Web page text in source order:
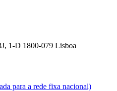
1-D 1800-079 Lisboa
para a rede fixa nacional)